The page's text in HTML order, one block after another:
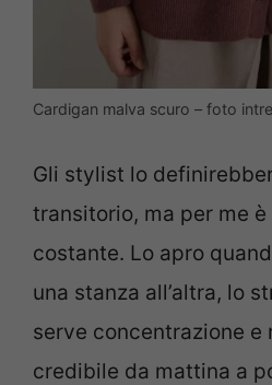
Cardigan malva scuro – foto
Gli stylist lo
transitorio, ma per me
costante. Lo apro
una stanza all’altra, lo
serve concentrazione e
credibile da mattina a